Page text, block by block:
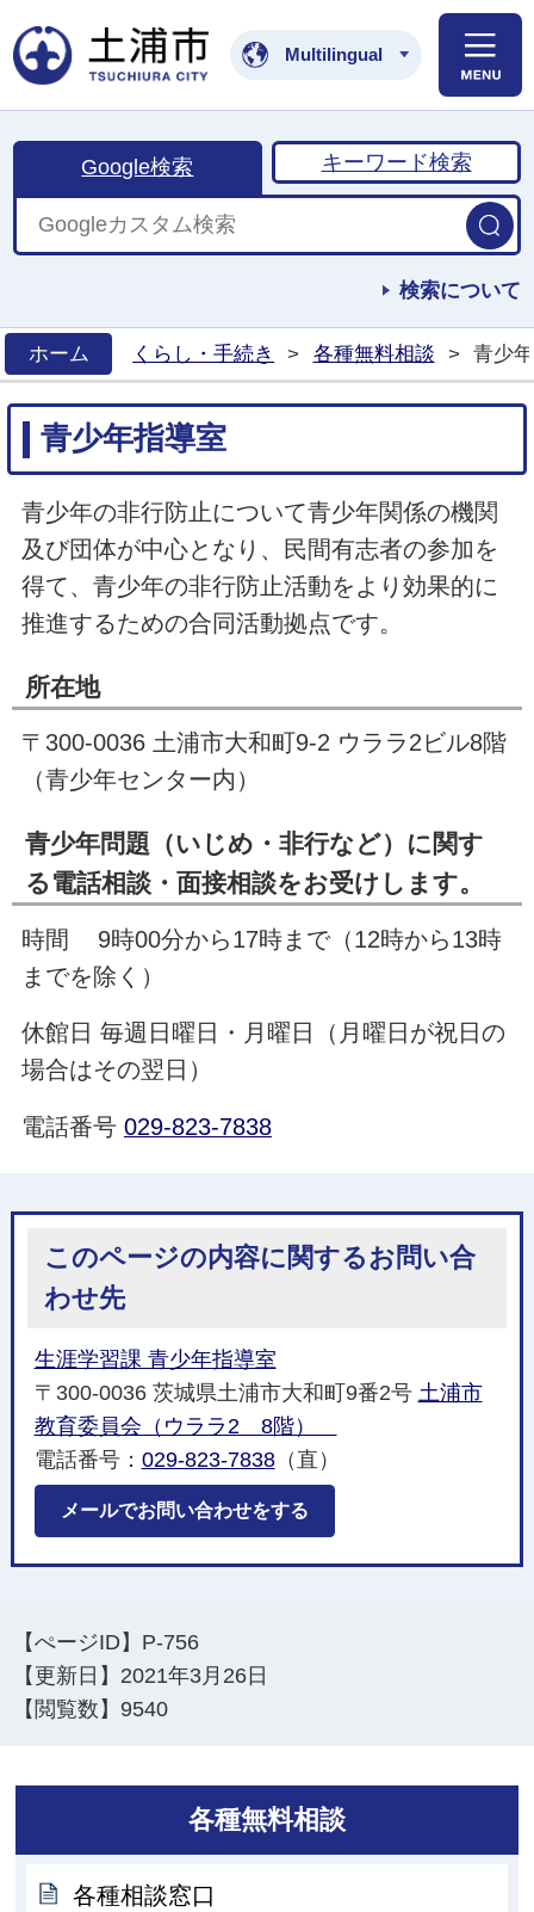
土浦市公式ホームペ
Multilingual
Google検索 キーワード検索
検索について
ホーム
くらし・手続き > 各種無料相談 > 青少
青少年指導室
青少年の非行防止について青少年関係の機関
及び団体が中心となり、民間有志者の参加を
得て、青少年の非行防止活動をより効果的に
推進するための合同活動拠点です。
所在地
〒300-0036 土浦市大和町9-2 ウララ2ビル8階
（青少年センター内）
青少年問題（いじめ・非行など）に関す
る電話相談・面接相談をお受けします。
時間 9時00分から17時まで（12時から13時
までを除く）
休館日 毎週日曜日・月曜日（月曜日が祝日の
場合はその翌日）
電話番号 029-823-7838
このページの内容に関するお問い合
わせ先
生涯学習課 青少年指導室
〒300-0036 茨城県土浦市大和町9番2号 土浦市
教育委員会（ウララ2 8階）
電話番号： 029-823-7838（直）
メールでお問い合わせをする
【ぺージID】 P-756
【更新日】 2021年3月26日
【閲覧数】 9540
各種無料相談
各種相談窓口